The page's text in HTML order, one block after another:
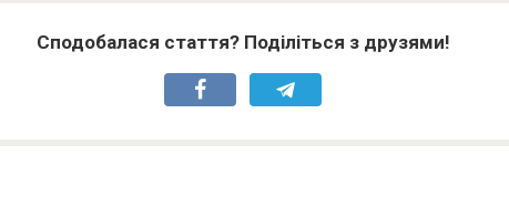
Сподобалася стаття? Поділіться з друзями!